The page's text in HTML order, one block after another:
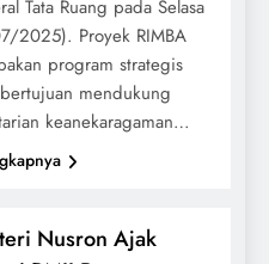
Tata Ruang pada Selasa
2025). Proyek RIMBA
program strategis
mendukung
keanekaragaman…
Nusron Ajak